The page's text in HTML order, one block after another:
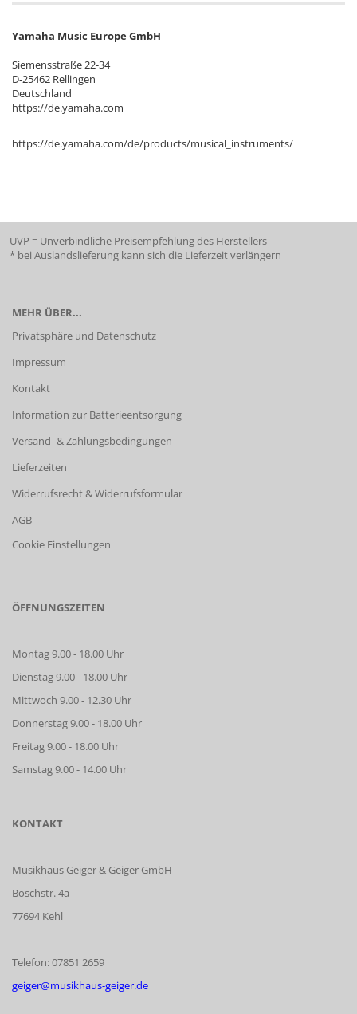
Yamaha Music Europe GmbH
Siemensstraße 22-34
D-25462 Rellingen
Deutschland
https://de.yamaha.com
https://de.yamaha.com/de/products/musical_instruments/
UVP = Unverbindliche Preisempfehlung des Herstellers
* bei Auslandslieferung kann sich die Lieferzeit verlängern
MEHR ÜBER...
Privatsphäre und Datenschutz
Impressum
Kontakt
Information zur Batterieentsorgung
Versand- & Zahlungsbedingungen
Lieferzeiten
Widerrufsrecht & Widerrufsformular
AGB
Cookie Einstellungen
ÖFFNUNGSZEITEN
Montag 9.00 - 18.00 Uhr
Dienstag 9.00 - 18.00 Uhr
Mittwoch 9.00 - 12.30 Uhr
Donnerstag 9.00 - 18.00 Uhr
Freitag 9.00 - 18.00 Uhr
Samstag 9.00 - 14.00 Uhr
KONTAKT
Musikhaus Geiger & Geiger GmbH
Boschstr. 4a
77694 Kehl
Telefon: 07851 2659
geiger@musikhaus-geiger.de